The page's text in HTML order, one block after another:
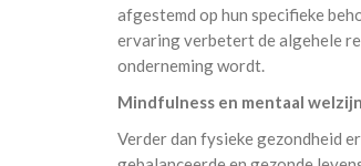
afgestemd op hun specifieke
ervaring verbetert de algehele
onderneming wordt.
Mindfulness en mentaal welzijn
Verder dan fysieke gezondheid